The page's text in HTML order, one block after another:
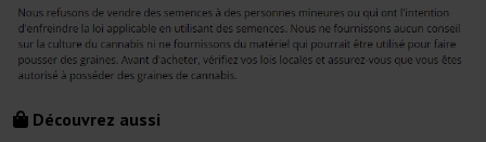
Découvrez aussi